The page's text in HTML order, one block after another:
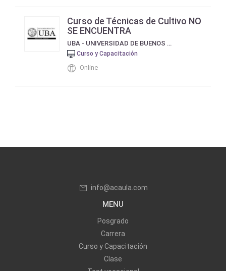
Curso de Técnicas de Cultivo NO
SE ENCUENTRA
UBA - UNIVERSIDAD DE BUENOS AIRES
Curso y Capacitación
Online
info@acaula.com
MENU
Posgrado
Carrera
Curso y Capacitación
Clase